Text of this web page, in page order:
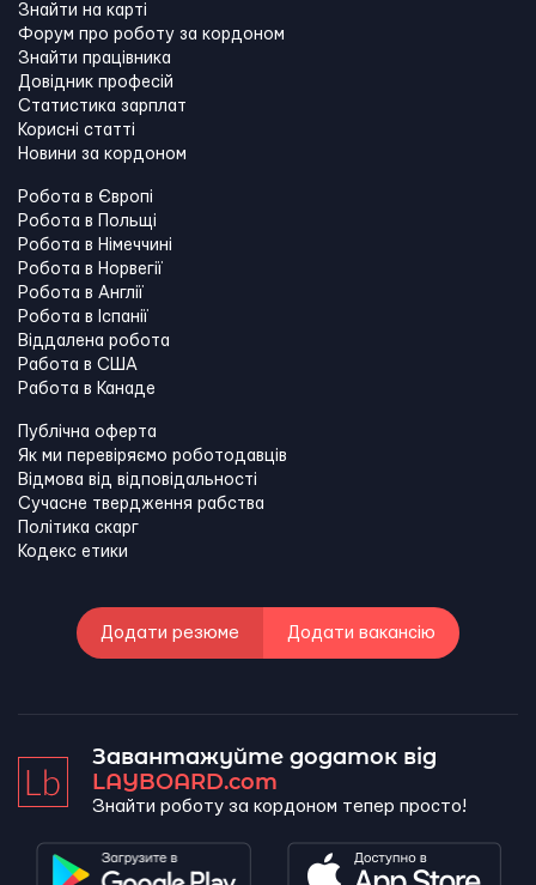
Знайти на карті
Форум про роботу за кордоном
Знайти працівника
Довідник професій
Статистика зарплат
Корисні статті
Новини за кордоном
Робота в Європі
Робота в Польщі
Робота в Німеччині
Робота в Норвегії
Робота в Англії
Робота в Іспанії
Віддалена робота
Работа в США
Работа в Канадe
Публічна оферта
Як ми перевіряємо роботодавців
Відмова від відповідальності
Сучасне твердження рабства
Політика скарг
Кодекс етики
Додати резюме Додати вакансію
Завантажуйте додаток від
LAYBOARD.com
Знайти роботу за кордоном тепер просто!